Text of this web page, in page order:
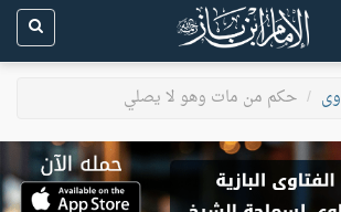
حكم من مات وهو لا يصلي